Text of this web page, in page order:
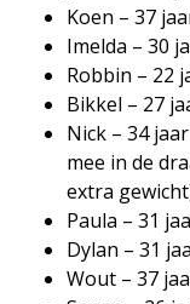
Koen – 37
Imelda – 30
Robbin – 22
Bikkel – 27
Nick – 34
mee in de
extra
Paula – 31
Dylan – 31
Wout – 37